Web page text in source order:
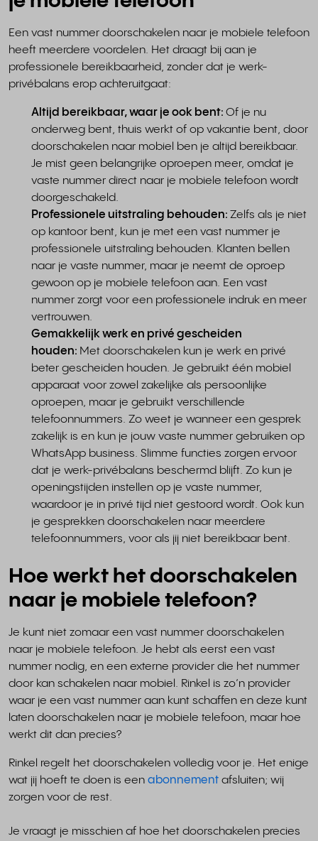
Een vast nummer doorschakelen naar je mobiele telefoon
heeft meerdere voordelen. Het draagt bij aan je
professionele bereikbaarheid, zonder dat je werk-
privébalans erop achteruitgaat:
Altijd bereikbaar, waar je ook bent: Of je nu
onderweg bent, thuis werkt of op vakantie bent, door
doorschakelen naar mobiel ben je altijd bereikbaar.
Je mist geen belangrijke oproepen meer, omdat je
vaste nummer direct naar je mobiele telefoon wordt
doorgeschakeld.
Professionele uitstraling behouden: Zelfs als je niet
op kantoor bent, kun je met een vast nummer je
professionele uitstraling behouden. Klanten bellen
naar je vaste nummer, maar je neemt de oproep
gewoon op je mobiele telefoon aan. Een vast
nummer zorgt voor een professionele indruk en meer
vertrouwen.
Gemakkelijk werk en privé gescheiden
houden: Met doorschakelen kun je werk en privé
beter gescheiden houden. Je gebruikt één mobiel
apparaat voor zowel zakelijke als persoonlijke
oproepen, maar je gebruikt verschillende
telefoonnummers. Zo weet je wanneer een gesprek
zakelijk is en kun je jouw vaste nummer gebruiken op
WhatsApp business. Slimme functies zorgen ervoor
dat je werk-privébalans beschermd blijft. Zo kun je
openingstijden instellen op je vaste nummer,
waardoor je in privé tijd niet gestoord wordt. Ook kun
je gesprekken doorschakelen naar meerdere
telefoonnummers, voor als jij niet bereikbaar bent.
Hoe werkt het doorschakelen
naar je mobiele telefoon?
Je kunt niet zomaar een vast nummer doorschakelen
naar je mobiele telefoon. Je hebt als eerst een vast
nummer nodig, en een externe provider die het nummer
door kan schakelen naar mobiel. Rinkel is zo’n provider
waar je een vast nummer aan kunt schaffen en deze kunt
laten doorschakelen naar je mobiele telefoon, maar hoe
werkt dit dan precies?
Rinkel regelt het doorschakelen volledig voor je. Het enige
wat jij hoeft te doen is een abonnement afsluiten; wij
zorgen voor de rest.
Je vraagt je misschien af hoe het doorschakelen precies